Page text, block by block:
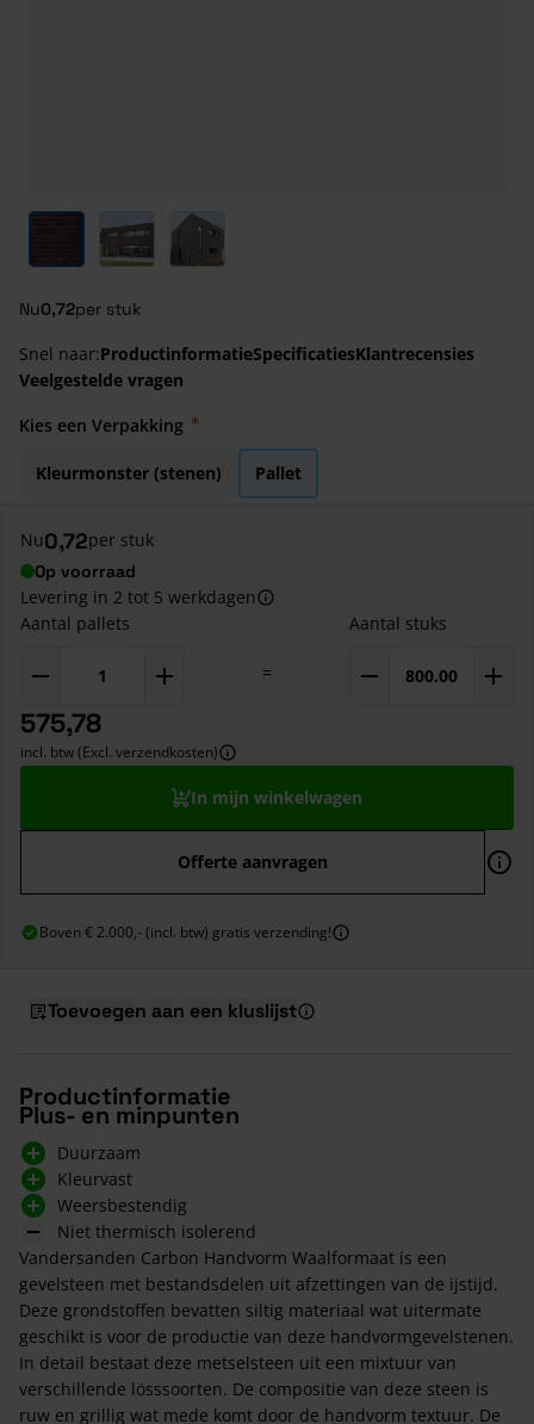
View larger image
View larger imageView larger image
Nu0,72per stuk
Snel naar:ProductinformatieSpecificatiesKlantrecensies
Veelgestelde vragen
Kies een Verpakking
Kleurmonster (stenen) Pallet
Nu0,72per stuk
Op voorraad
Levering in 2 tot 5 werkdagen
Aantal pallets
=
Aantal stuks
575,78
incl. btw (Excl. verzendkosten)
In mijn winkelwagen
Offerte aanvragen
Boven € 2.000,- (incl. btw) gratis verzending!
Toevoegen aan een kluslijst
Productinformatie
Plus- en minpunten
Duurzaam
Kleurvast
Weersbestendig
Niet thermisch isolerend
Vandersanden Carbon Handvorm Waalformaat is een
gevelsteen met bestandsdelen uit afzettingen van de ijstijd.
Deze grondstoffen bevatten siltig materiaal wat uitermate
geschikt is voor de productie van deze handvormgevelstenen.
In detail bestaat deze metselsteen uit een mixtuur van
verschillende lösssoorten. De compositie van deze steen is
ruw en grillig wat mede komt door de handvorm textuur. De